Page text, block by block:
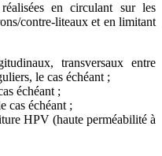
en circulant sur les
contre-liteaux et en limitant
transversaux entre
le cas échéant ;
échéant ;
cas échéant ;
HPV (haute perméabilité à